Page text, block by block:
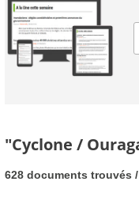
"Cyclone /
628 documents trouvés